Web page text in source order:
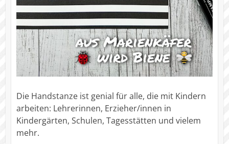
Die Handstanze ist genial für alle, die mit Kindern
arbeiten: Lehrerinnen, Erzieher/innen in
Kindergärten, Schulen, Tagesstätten und vielem
mehr.